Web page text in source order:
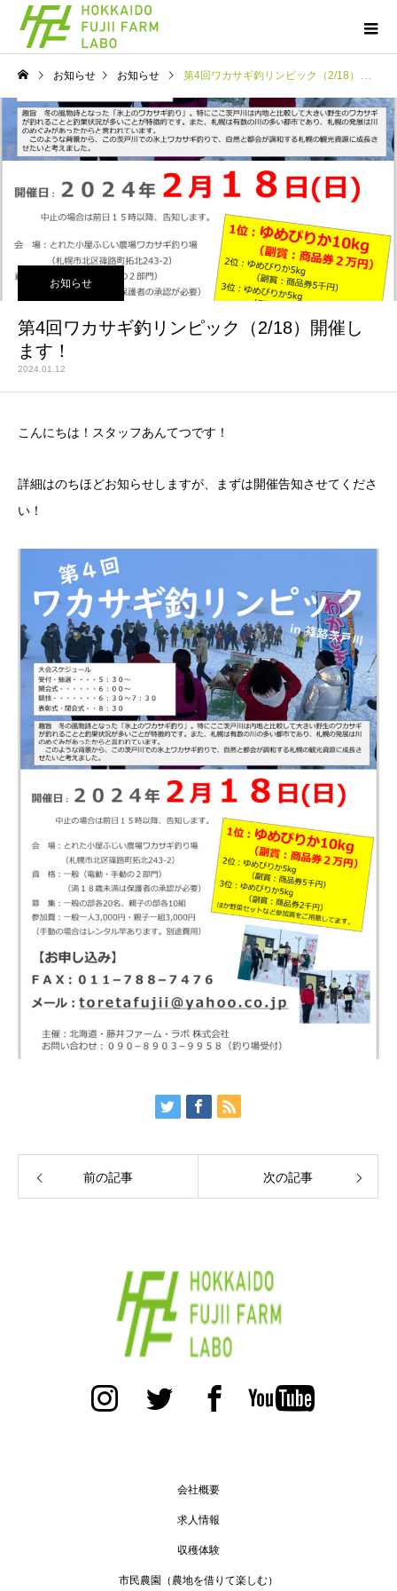
お知らせ お知らせ 第4回ワカサギ釣リンピック（2/18）開催します！
お知らせ
第4回ワカサギ釣リンピック（2/18）開催し
ます！
2024.01.12
こんにちは！スタッフあんてつです！
詳細はのちほどお知らせしますが、まずは開催告知させてくださ
い！
前の記事 次の記事
会社概要
求人情報
収穫体験
市民農園（農地を借りて楽しむ）